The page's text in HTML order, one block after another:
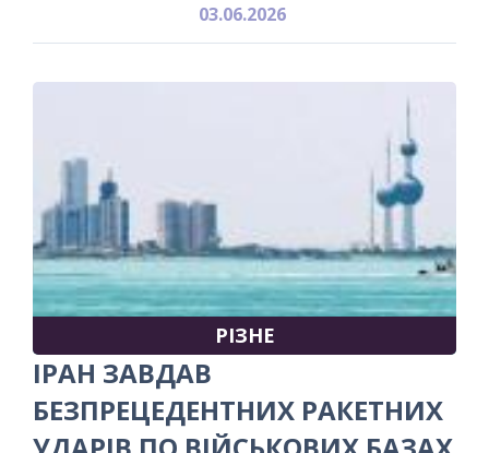
03.06.2026
РІЗНЕ
ІРАН ЗАВДАВ
БЕЗПРЕЦЕДЕНТНИХ РАКЕТНИХ